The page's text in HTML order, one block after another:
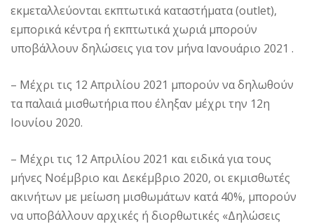
εκμεταλλεύονται εκπτωτικά καταστήματα (outlet),
εμπορικά κέντρα ή εκπτωτικά χωριά μπορούν
υποβάλλουν δηλώσεις για τον μήνα Ιανουάριο 2021 .
– Μέχρι τις 12 Απριλίου 2021 μπορούν να δηλωθούν
τα παλαιά μισθωτήρια που έληξαν μέχρι την 12η
Ιουνίου 2020.
– Μέχρι τις 12 Απριλίου 2021 και ειδικά για τους
μήνες Νοέμβριο και Δεκέμβριο 2020, οι εκμισθωτές
ακινήτων με μείωση μισθωμάτων κατά 40%, μπορούν
να υποβάλλουν αρχικές ή διορθωτικές «Δηλώσεις